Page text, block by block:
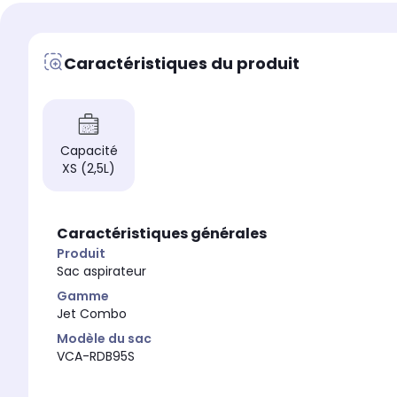
Caractéristiques du produit
Capacité
XS (2,5L)
Caractéristiques générales
Produit
Sac aspirateur
Gamme
Jet Combo
Modèle du sac
VCA-RDB95S